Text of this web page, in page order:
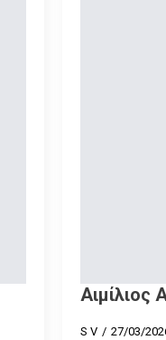
Αιμίλιος
S V 27/03/